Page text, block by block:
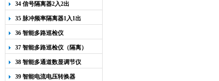
34 信号隔离器2入2出
35 脉冲频率隔离器1入1出
36 智能多路巡检仪
37 智能多路巡检仪（隔离）
38 智能多通道数显调节仪
39 智能电流电压转换器